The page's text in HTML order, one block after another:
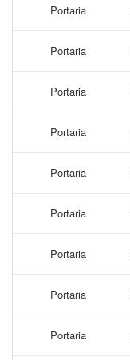
Portaria
Portaria
Portaria
Portaria
Portaria
Portaria
Portaria
Portaria
Portaria